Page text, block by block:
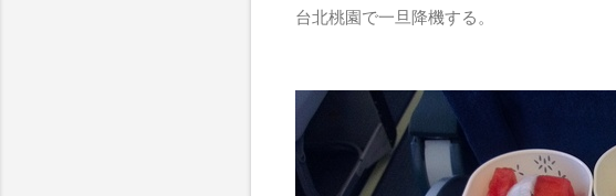
台北桃園で一旦降機する。